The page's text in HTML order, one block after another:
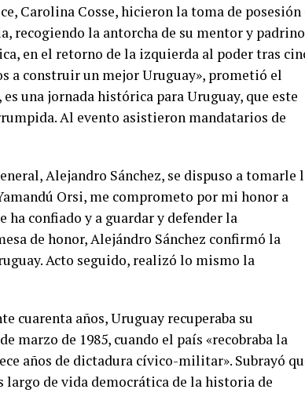
Carolina Cosse, hicieron la toma de posesión
recogiendo la antorcha de su mentor y padrino
en el retorno de la izquierda al poder tras
a construir un mejor Uruguay», prometió el
una jornada histórica para Uruguay, que este
Al evento asistieron mandatarios de
Alejandro Sánchez, se dispuso a tomarle
Orsi, me comprometo por mi honor a
ha confiado y a guardar y defender la
de honor, Alejándro Sánchez confirmó la
Acto seguido, realizó lo mismo la
cuarenta años, Uruguay recuperaba su
marzo de 1985, cuando el país «recobraba la
años de dictadura cívico-militar». Subrayó
largo de vida democrática de la historia de